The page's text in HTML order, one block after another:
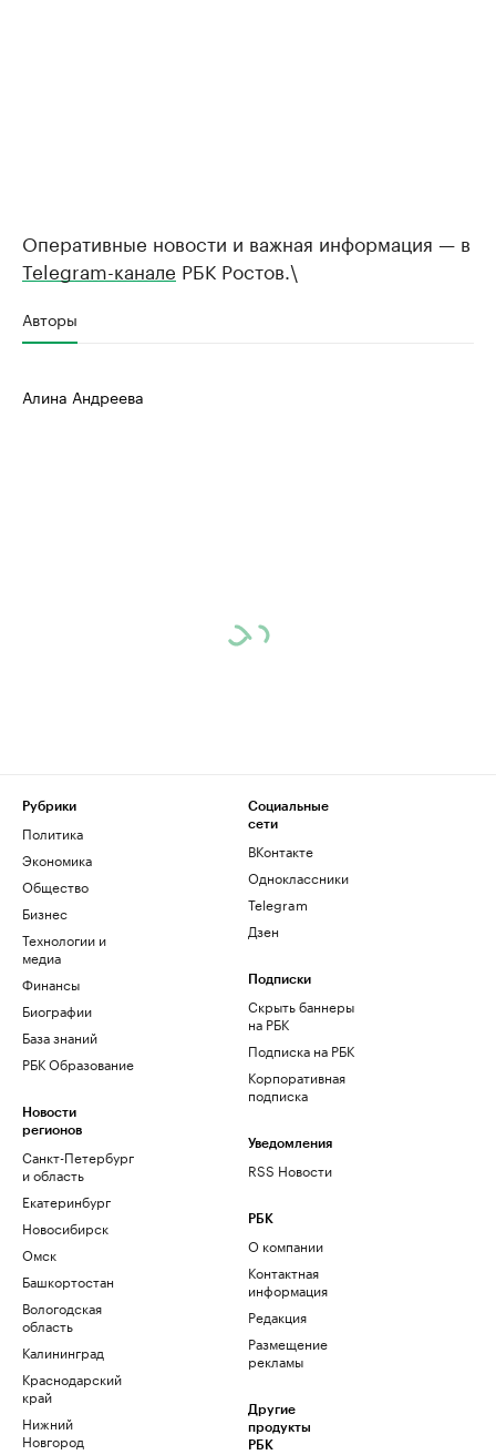
Оперативные новости и важная информация — в
Telegram-канале РБК Ростов.\
Авторы
Алина Андреева
Рубрики
Политика
Экономика
Общество
Бизнес
Технологии и
медиа
Финансы
Биографии
База знаний
РБК Образование
Новости
регионов
Санкт-Петербург
и область
Екатеринбург
Новосибирск
Омск
Башкортостан
Вологодская
область
Калининград
Краснодарский
край
Нижний
Новгород
Социальные
сети
ВКонтакте
Одноклассники
Telegram
Дзен
Подписки
Скрыть баннеры
на РБК
Подписка на РБК
Корпоративная
подписка
Уведомления
RSS Новости
РБК
О компании
Контактная
информация
Редакция
Размещение
рекламы
Другие
продукты
РБК